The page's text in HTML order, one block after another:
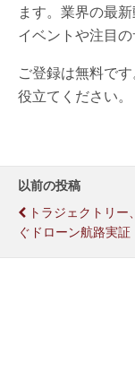
ます。業界の最
イベントや注目
ご登録は無料で
役立てください。
以前の投稿
トラジェクトリー
ぐドローン航路実証